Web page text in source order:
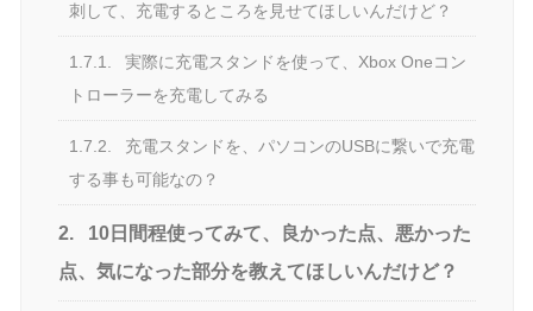
刺して、充電するところを見せてほしいんだけど？
1.7.1.
実際に充電スタンドを使って、Xbox Oneコン
トローラーを充電してみる
1.7.2.
充電スタンドを、パソコンのUSBに繋いで充電
する事も可能なの？
2.
10日間程使ってみて、良かった点、悪かった
点、気になった部分を教えてほしいんだけど？